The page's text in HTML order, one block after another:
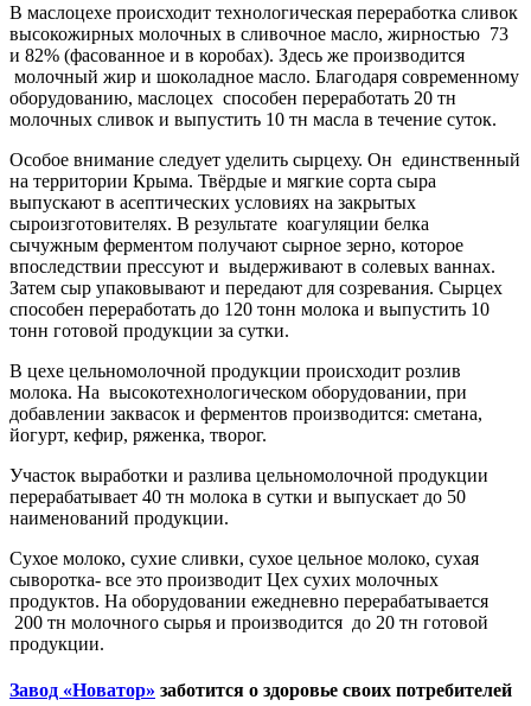
В маслоцехе происходит технологическая переработка сливок
высокожирных молочных в сливочное масло, жирностью 73
и 82% (фасованное и в коробах). Здесь же производится
молочный жир и шоколадное масло. Благодаря современному
оборудованию, маслоцех способен переработать 20 тн
молочных сливок и выпустить 10 тн масла в течение суток.
Особое внимание следует уделить сырцеху. Он единственный
на территории Крыма. Твёрдые и мягкие сорта сыра
выпускают в асептических условиях на закрытых
сыроизготовителях. В результате коагуляции белка
сычужным ферментом получают сырное зерно, которое
впоследствии прессуют и выдерживают в солевых ваннах.
Затем сыр упаковывают и передают для созревания. Сырцех
способен переработать до 120 тонн молока и выпустить 10
тонн готовой продукции за сутки.
В цехе цельномолочной продукции происходит розлив
молока. На высокотехнологическом оборудовании, при
добавлении заквасок и ферментов производится: сметана,
йогурт, кефир, ряженка, творог.
Участок выработки и разлива цельномолочной продукции
перерабатывает 40 тн молока в сутки и выпускает до 50
наименований продукции.
Сухое молоко, сухие сливки, сухое цельное молоко, сухая
сыворотка- все это производит Цех сухих молочных
продуктов. На оборудовании ежедневно перерабатывается
200 тн молочного сырья и производится до 20 тн готовой
продукции.
Завод «Новатор» заботится о здоровье своих потребителей